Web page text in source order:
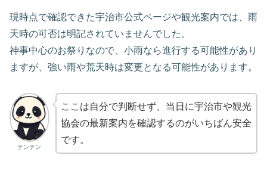
現時点で確認できた宇治市公式ページや観光案内では、雨
天時の可否は明記されていませんでした。
神事中心のお祭りなので、小雨なら進行する可能性があり
ますが、強い雨や荒天時は変更となる可能性があります。
テンテン
ここは自分で判断せず、当日に宇治市や観光
協会の最新案内を確認するのがいちばん安全
です。